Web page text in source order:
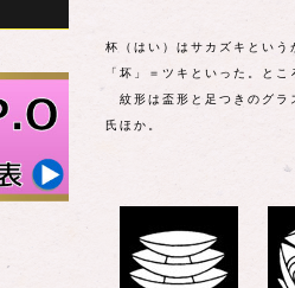
杯（はい）はサカズキとい
「坏」＝ツキといった。と
紋形は盃形と足つきのグラ
氏ほか。